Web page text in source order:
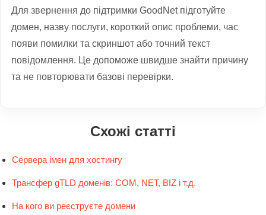
Для звернення до підтримки GoodNet підготуйте
домен, назву послуги, короткий опис проблеми, час
появи помилки та скриншот або точний текст
повідомлення. Це допоможе швидше знайти причину
та не повторювати базові перевірки.
Схожі статті
Сервера імен для хостингу
Трансфер gTLD доменів: COM, NET, BIZ і т.д.
На кого ви реєструєте домени